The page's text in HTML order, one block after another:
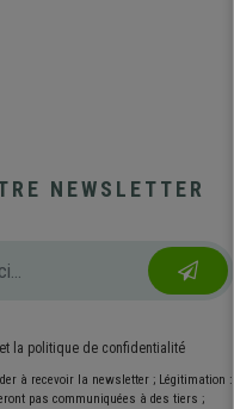
NEWSLETTER
et la politique de confidentialité
à recevoir la newsletter ; Légitimation :
pas communiquées à des tiers ;